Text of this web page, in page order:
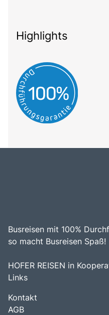
Highlights
Busreisen mit 100%
so macht Busreisen Spaß!
HOFER REISEN in
Links
Kontakt
AGB